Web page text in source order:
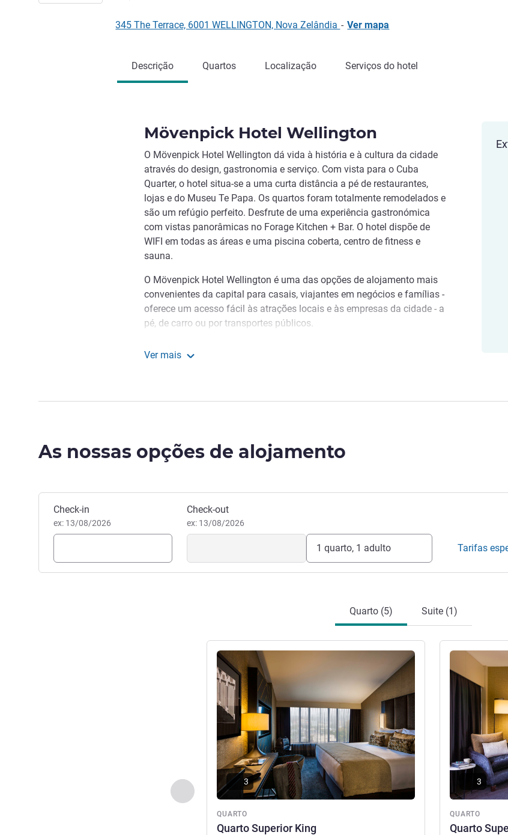
345 The Terrace, 6001 WELLINGTON, Nova Zelândia - Ver mapa
Descrição Quartos Localização Serviços do hotel
Mövenpick Hotel Wellington
O Mövenpick Hotel Wellington dá vida à história e à cultura da cidade
através do design, gastronomia e serviço. Com vista para o Cuba
Quarter, o hotel situa-se a uma curta distância a pé de restaurantes,
lojas e do Museu Te Papa. Os quartos foram totalmente remodelados e
são um refúgio perfeito. Desfrute de uma experiência gastronómica
com vistas panorâmicas no Forage Kitchen + Bar. O hotel dispõe de
WIFI em todas as áreas e uma piscina coberta, centro de fitness e
sauna.
O Mövenpick Hotel Wellington é uma das opções de alojamento mais
convenientes da capital para casais, viajantes em negócios e famílias -
oferece um acesso fácil às atrações locais e às empresas da cidade - a
pé, de carro ou por transportes públicos.
nature and fueled by creative energy, Wellington is a compact city with
Kia Ora! Welcome to Movenpick Hotel Wellington, where we believe
Zac Lumsden, Gestão hoteleira
Ver mais
As nossas opções de alojamento
Reservar este hotel
Check-in
ex: 13/08/2026
Check-out
ex: 13/08/2026
1 quarto, 1 adulto Tarifas
Quarto (5) Suite (1)
Anterior - Quarto
QUARTO
Quarto Superior King
Ver detalhes
3
QUARTO
Quarto
Ver detalhes
3